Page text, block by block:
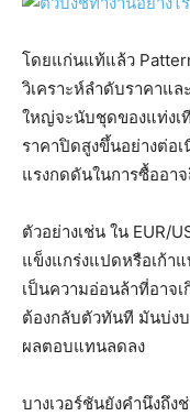
โดยแก่นแท้แล้ว
วิเคราะห์ลำดับราคาแ
ใหญ่จะนับชุดของแท่งเ
ราคาปิดสูงขึ้นอย่างต่อ
แรงกดดันในการซื้ออา
ตัวอย่างเช่น ใน EUR/
แข็งแกร่งแปดหรือเก้า
เป็นความอ่อนล้าที่อาจ
ต้องกลับตัวทันที มันบ่ง
ผลตอบแทนลดลง
บางเวอร์ชันยังคำนึงถึง